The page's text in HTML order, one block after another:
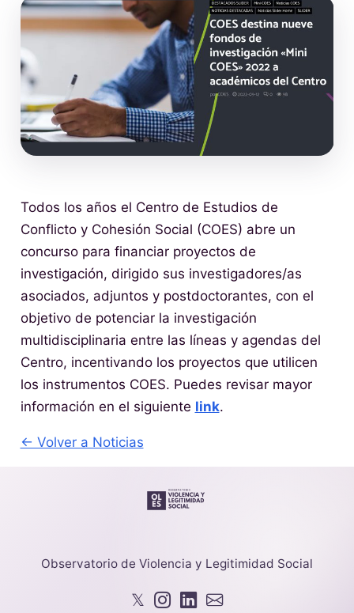
Todos los años el Centro de Estudios de
Conflicto y Cohesión Social (COES) abre un
concurso para financiar proyectos de
investigación, dirigido sus investigadores/as
asociados, adjuntos y postdoctorantes, con el
objetivo de potenciar la investigación
multidisciplinaria entre las líneas y agendas del
Centro, incentivando los proyectos que utilicen
los instrumentos COES. Puedes revisar mayor
información en el siguiente link.
← Volver a Noticias
Observatorio de Violencia y Legitimidad Social
𝕏